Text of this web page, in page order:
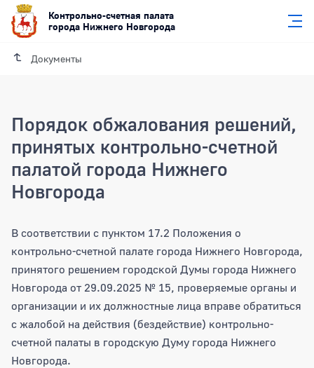
Контрольно-счетная палата
города Нижнего Новгорода
Документы
Порядок обжалования решений,
принятых контрольно-счетной
палатой города Нижнего
Новгорода
В соответствии с пунктом 17.2 Положения о
контрольно-счетной палате города Нижнего Новгорода,
принятого решением городской Думы города Нижнего
Новгорода от 29.09.2025 № 15, проверяемые органы и
организации и их должностные лица вправе обратиться
с жалобой на действия (бездействие) контрольно-
счетной палаты в городскую Думу города Нижнего
Новгорода.